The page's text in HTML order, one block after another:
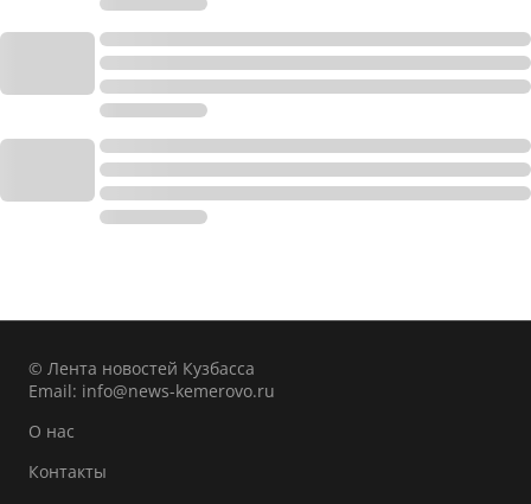
© Лента новостей Кузбасса
Email: info@news-kemerovo.ru
О нас
Контакты